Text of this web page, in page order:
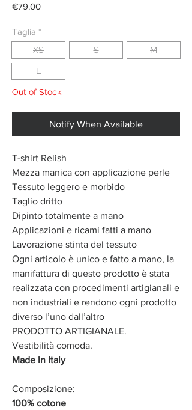
€79.00Price
Taglia *
XS S M
L
Out of Stock
Notify When Available
T-shirt Relish
Mezza manica con applicazione perle
Tessuto leggero e morbido
Taglio dritto
Dipinto totalmente a mano
Applicazioni e ricami fatti a mano
Lavorazione stinta del tessuto
Ogni articolo è unico e fatto a mano, la
manifattura di questo prodotto è stata
realizzata con procedimenti artigianali e
non industriali e rendono ogni prodotto
diverso l’uno dall’altro
PRODOTTO ARTIGIANALE.
Vestibilità comoda.
Made in Italy
Composizione:
100% cotone